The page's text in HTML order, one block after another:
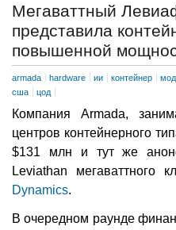
Мегаваттный
представила
повышенной
armada hardware ии контейнер
сша
цод
Компания Armada,
центров контейнерного
$131 млн и тут же
Leviathan мегаваттного
Dynamics.
В очередном раунде